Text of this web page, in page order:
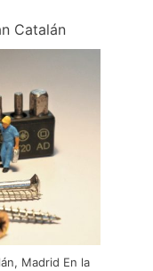
Catalán
Madrid En la